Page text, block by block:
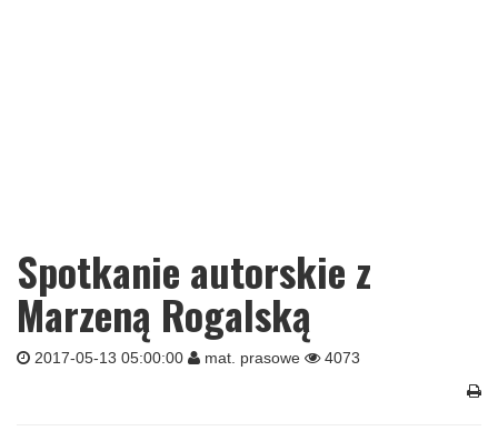
Spotkanie autorskie z
Marzeną Rogalską
2017-05-13 05:00:00 mat. prasowe 4073